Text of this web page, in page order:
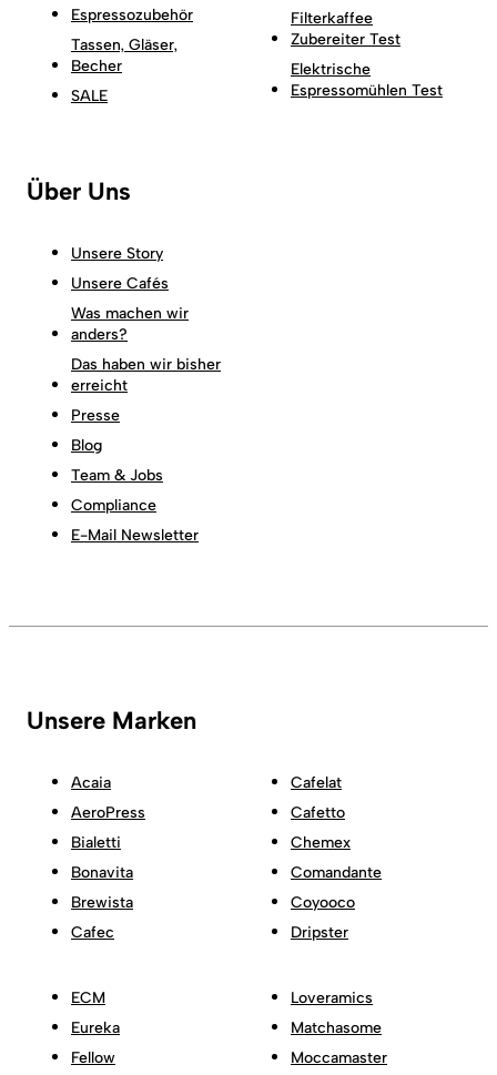
Espressozubehör
Tassen, Gläser,
Becher
SALE
Filterkaffee
Zubereiter Test
Elektrische
Espressomühlen Test
Über Uns
Unsere Story
Unsere Cafés
Was machen wir
anders?
Das haben wir bisher
erreicht
Presse
Blog
Team & Jobs
Compliance
E-Mail Newsletter
Unsere Marken
Acaia
AeroPress
Bialetti
Bonavita
Brewista
Cafec
Cafelat
Cafetto
Chemex
Comandante
Coyooco
Dripster
ECM
Eureka
Fellow
Loveramics
Matchasome
Moccamaster